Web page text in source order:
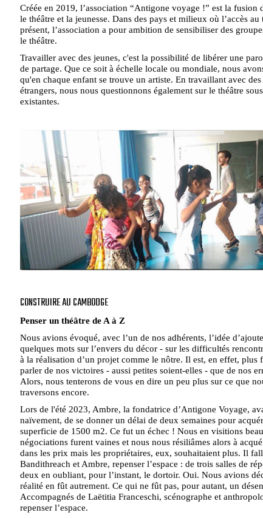
Créée en 2019, l’association “Antigone voyage !” est la fusion
le théâtre et la jeunesse. Dans des pays et milieux où l’accès au
présent, l’association a pour ambition de sensibiliser des
le théâtre.
Travailler avec des jeunes, c'est la possibilité de libérer une
de partage. Que ce soit à échelle locale ou mondiale, nous
qu'en chaque enfant se trouve un artiste. En travaillant avec des
étrangers, nous nous questionnons également sur le théâtre
existantes.
CONSTRUIRE AU CAMBODGE
Penser un théâtre de A à Z
Nous avions évoqué, avec l’un de nos adhérents, l’idée
quelques mots sur l’envers du décor - sur les difficultés
à la réalisation d’un projet comme le nôtre. Il est, en effet, plus
parler de nos victoires - aussi petites soient-elles - que de nos
Alors, nous tenterons de vous en dire un peu plus sur ce que
traversons encore.
Lors de l'été 2023, Ambre, la fondatrice d’Antigone Voyage,
naïvement, de se donner un délai de deux semaines pour
superficie de 1500 m2. Ce fut un échec ! Nous en visitions
négociations furent vaines et nous nous résiliâmes alors à
dans les prix mais les propriétaires, eux, souhaitaient plus. Il
Bandithreach et Ambre, repenser l’espace : de trois salles de
deux en oubliant, pour l’instant, le dortoir. Oui. Nous avions
réalité en fût autrement. Ce qui ne fût pas, pour autant, un
Accompagnés de Laëtitia Franceschi, scénographe et
repenser l’espace.